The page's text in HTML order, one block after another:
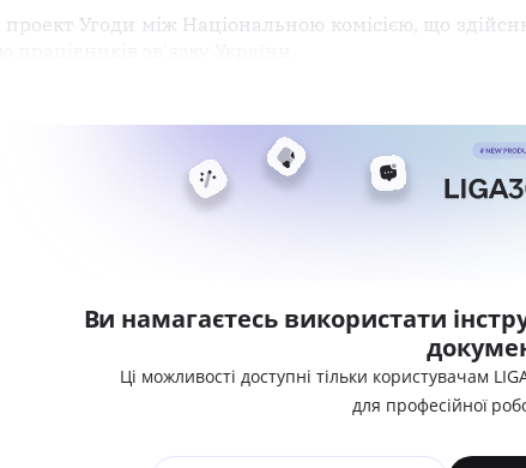
Угоди між Національною комісією, що
Ви намагаєтесь використати
Ці можливості доступні тільки користувачам
для професійної